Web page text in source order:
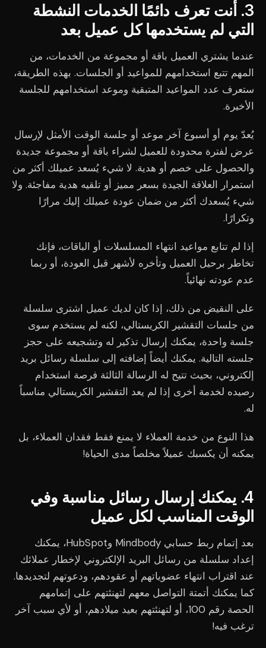
3. أنت تعرف دائمًا الخدمات النشطة
التي لم يستخدمها كل عميل بعد
عندما يشتري العميل باقة أو مجموعة من الخدمات، من
المهم تتبع استخدامهم للمواعيد أو الجلسات. بهذه الطريقة،
ستعرف عدد المواعيد المتبقية وموعد استخدامهم للجلسة
الأخيرة.
يُعدّ يوم أو أسبوع آخر موعد أو جلسة الوقت الأمثل لإرسال
عرض لفترة محدودة للعميل لشراء باقة أو مجموعة جديدة
والحصول على خصم أو هدية. لا شيء يُسعد عميلك أكثر من
استمرار العلاقة الجيدة بسعر مميز أو تلقيه هدية مفاجئة. ولا
شيء يُسعدك أكثر من ضمان عودة عميلك إليك مرارًا
وتكرارًا.
إذا لم تتابع مواعيد انتهاء المسلسلات أو الباقات، فإنك
تخاطر برحيل العميل وتأخره لأشهر قبل العودة، أو ربما
عدم عودته نهائياً.
على النقيض من ذلك، إذا كان لديك عميل اشترى سلسلة
من جلسات التقشير الكريستالي، لكنه لم يستخدم سوى
جلسة واحدة، يمكنك إرسال تذكير له وتشجيعه على حجز
جلسته التالية. يمكنك أيضاً إضافته إلى سلسلة رسائل بريد
إلكتروني، بحيث تتيح له الرسالة الثالثة فرصة استخدام
رصيده لخدمة أخرى إذا لم يعد التقشير الكريستالي مناسباً
له.
هذا النوع من خدمة العملاء لا يمنع فقط فقدان العملاء، بل
يمكنه أن يكسبك عميلاً مخلصاً مدى الحياة!
4. يمكنك إرسال رسائل مناسبة وفي
الوقت المناسب لكل عميل
بعد إتمام ربط حسابي Mindbody وHubSpot، يمكنك
إعداد سلسلة من رسائل البريد الإلكتروني لإخطار عملائك
عند اقتراب انتهاء عضوياتهم أو عقودهم، ودعوتهم لتجديدها.
كما يمكنك أتمتة التواصل معهم لتهنئتهم على إتمامهم
الحصة رقم 100، أو لتهنئتهم بعيد ميلادهم، أو لأي سبب آخر
ترغب فيه!